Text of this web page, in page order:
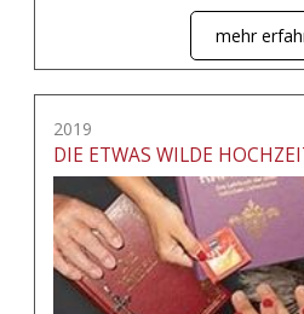
mehr
2019
DIE ETWAS WILDE